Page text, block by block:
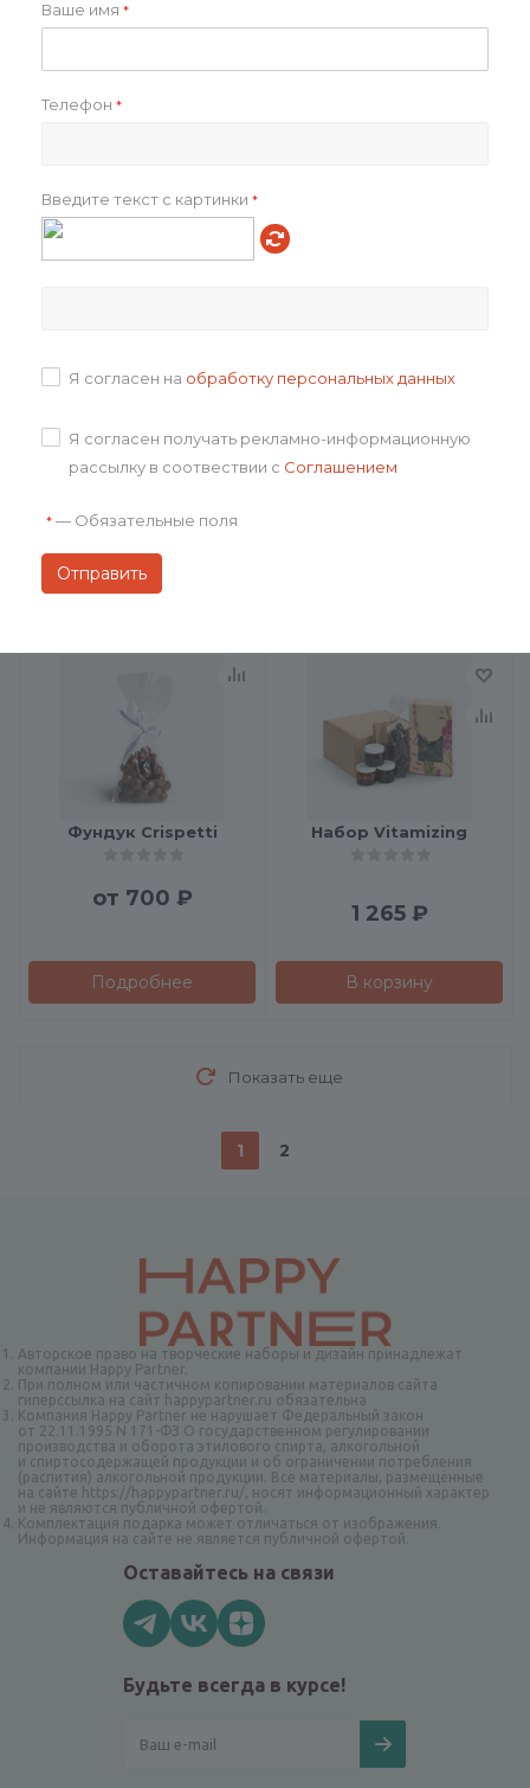
Фундук в шоколадной
В корзину
Фундук в шоколадной
Смесь ореховая Wits
ver.2
Миндаль Crispetti
Фундук Crispetti
от 700 ₽
Подробнее
Набор Vitamizing
1 265₽
В корзину
Показать еще
1 2
Авторское право на творческие наборы и дизайн принадлежат
компании Happy Partner.
При полном или частичном копировании материалов сайта
гиперссылка на сайт happypartner.ru обязательна
Компания Happy Partner не нарушает Федеральный закон
от 22.11.1995 N 171-ФЗ О государственном регулировании
производства и оборота этилового спирта, алкогольной
и спиртосодержащей продукции и об ограничении потребления
(распития) алкогольной продукции. Все материалы, размещённые
на сайте https://happypartner.ru/, носят информационный характер
и не являются публичной офертой.
Комплектация подарка может отличаться от изображения.
Информация на сайте не является публичной офертой.
Оставайтесь на связи
Будьте всегда в курсе!
Ваше имя *
Телефон *
Введите текст с картинки *
Я согласен на обработку персональных данных
Я согласен получать рекламно-информационную
рассылку в соотвествии с Соглашением
* — Обязательные поля